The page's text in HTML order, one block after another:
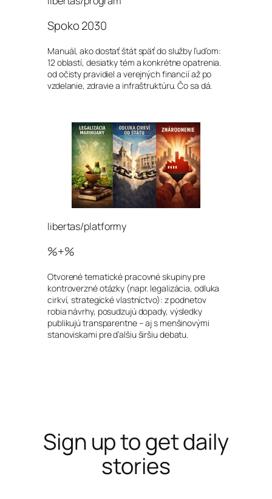
Spoko 2030
Manuál, ako dostať štát späť do služby ľuďom:
12 oblastí, desiatky tém a konkrétne opatrenia.
od očisty pravidiel a verejných financií až po
vzdelanie, zdravie a infraštruktúru. Čo sa dá.
libertas/platformy
%+%
Otvorené tematické pracovné skupiny pre
kontroverzné otázky (napr. legalizácia, odluka
cirkví, strategické vlastníctvo): z podnetov
robia návrhy, posudzujú dopady, výsledky
publikujú transparentne – aj s menšinovými
stanoviskami pre ďalšiu širšiu debatu.
Sign up to get daily
stories